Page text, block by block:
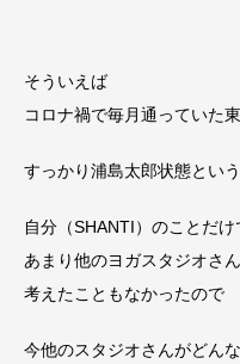
そういえば
コロナ禍で毎月通っていた
すっかり浦島太郎状態とい
自分（SHANTI）のことだ
あまり他のヨガスタジオさ
考えたこともなかったので
今他のスタジオさんがどん